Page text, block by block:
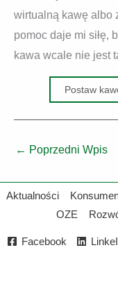
wirtualną kawę albo
pomoc daje mi siłę,
kawa wcale nie jest
Postaw
← Poprzedni Wpis
Aktualności
OZE
Facebook